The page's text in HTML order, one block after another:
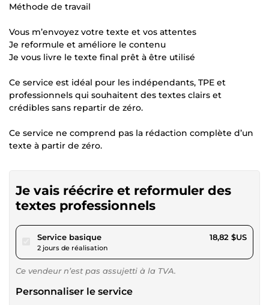
Méthode de travail
Vous m’envoyez votre texte et vos attentes
Je reformule et améliore le contenu
Je vous livre le texte final prêt à être utilisé
Ce service est idéal pour les indépendants, TPE et
professionnels qui souhaitent des textes clairs et
crédibles sans repartir de zéro.
Ce service ne comprend pas la rédaction complète d’un
texte à partir de zéro.
Je vais réécrire et reformuler des
textes professionnels
Service basiquepour 17,34 $US
2 jours de réalisation
18,82 $US
Ce vendeur n’est pas assujetti à la TVA.
Personnaliser le service